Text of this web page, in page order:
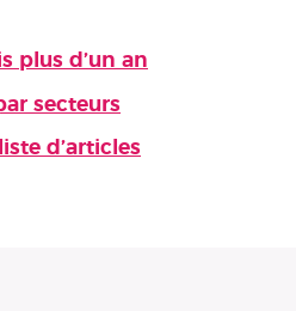
plus d’un an
secteurs
d’articles